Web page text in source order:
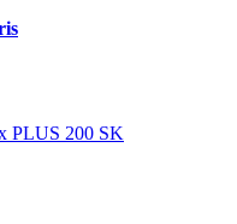
PLUS 200 SK